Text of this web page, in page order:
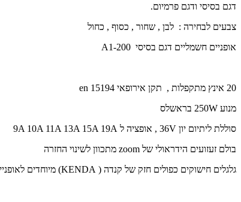
דגם בסיסי ודגם פרמיום.
צבעים לבחירה : לבן , שחור , כסוף , כחול
אופניים חשמליים דגם בסיסי A1-200
20 אינץ מתקפלות , תקן אירופאי en 15194
מנוע 250W בראשלס
סוללת ליתיום יון 36V , אופציה ל 9A 10A 11A 13A 15A 19A
בולם זעזועים הידראולי של zoom מתכוון לשינוי החזרה
גלגלים חישוקים כפולים חזק של קנדה ( KENDA) מיוחדים לאופניים חשמליים